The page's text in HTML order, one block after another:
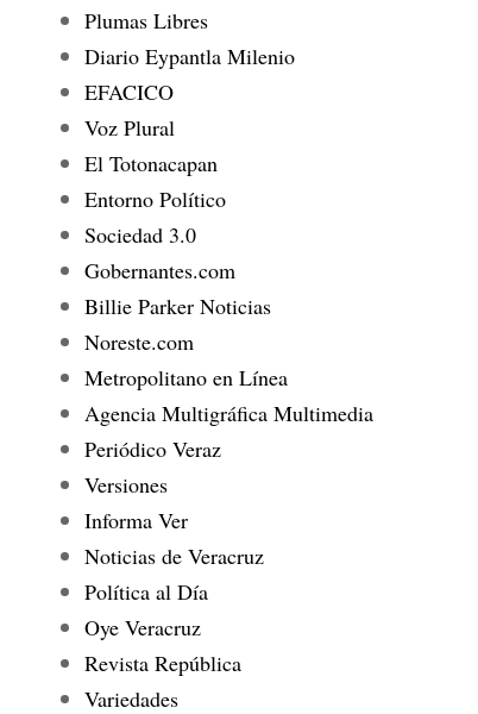
Plumas Libres
Diario Eypantla Milenio
EFACICO
Voz Plural
El Totonacapan
Entorno Político
Sociedad 3.0
Gobernantes.com
Billie Parker Noticias
Noreste.com
Metropolitano en Línea
Agencia Multigráfica Multimedia
Periódico Veraz
Versiones
Informa Ver
Noticias de Veracruz
Política al Día
Oye Veracruz
Revista República
Variedades